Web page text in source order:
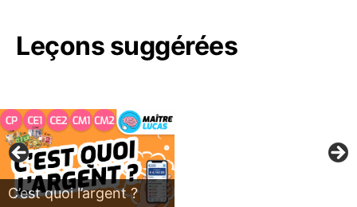
Leçons suggérées
C’est quoi l’argent ?